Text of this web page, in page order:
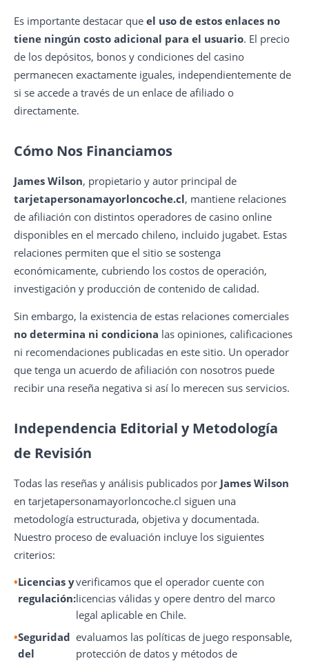
Es importante destacar que el uso de estos enlaces no
tiene ningún costo adicional para el usuario. El precio
de los depósitos, bonos y condiciones del casino
permanecen exactamente iguales, independientemente de
si se accede a través de un enlace de afiliado o
directamente.
Cómo Nos Financiamos
James Wilson, propietario y autor principal de
tarjetapersonamayorloncoche.cl, mantiene relaciones
de afiliación con distintos operadores de casino online
disponibles en el mercado chileno, incluido jugabet. Estas
relaciones permiten que el sitio se sostenga
económicamente, cubriendo los costos de operación,
investigación y producción de contenido de calidad.
Sin embargo, la existencia de estas relaciones comerciales
no determina ni condiciona las opiniones, calificaciones
ni recomendaciones publicadas en este sitio. Un operador
que tenga un acuerdo de afiliación con nosotros puede
recibir una reseña negativa si así lo merecen sus servicios.
Independencia Editorial y Metodología
de Revisión
Todas las reseñas y análisis publicados por James Wilson
en tarjetapersonamayorloncoche.cl siguen una
metodología estructurada, objetiva y documentada.
Nuestro proceso de evaluación incluye los siguientes
criterios:
Licencias y
regulación:
verificamos que el operador cuente con
licencias válidas y opere dentro del marco
legal aplicable en Chile.
Seguridad
del
evaluamos las políticas de juego responsable,
protección de datos y métodos de